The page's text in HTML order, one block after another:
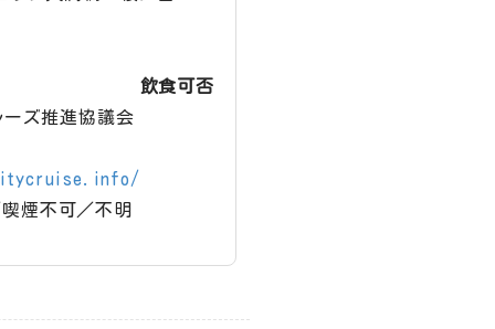
ズ推進協議会
飲食可否
煙不可／不明